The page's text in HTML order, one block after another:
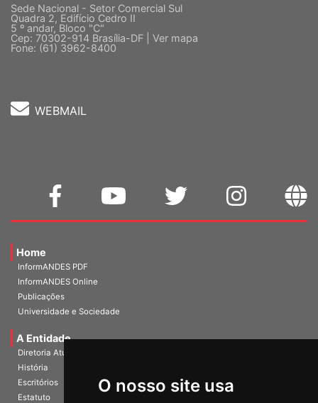
O nosso site usa
Sede Nacional - Setor Comercial Sul
Quadra 2, Edifício Cedro II
5 º andar, Bloco "C"
Cep: 70302-914 Brasília-DF | Ver mapa
Fone: (61) 3962-8400
WEBMAIL
Home
InformANDES PDF
InformANDES Online
Publicações
Universidade e Sociedade
A Entidade
Diretoria Atual
História
Escritórios
Estatuto